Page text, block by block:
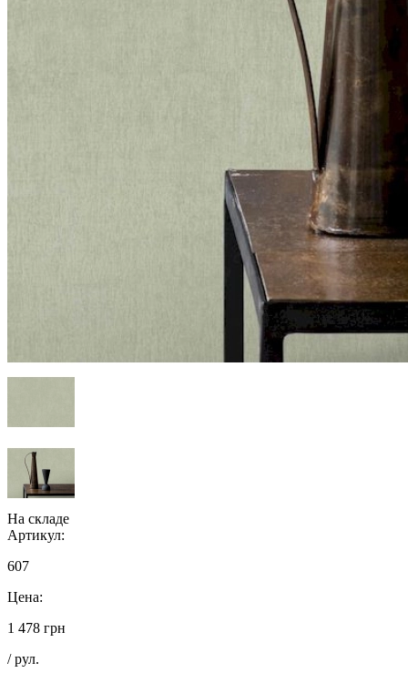
На складе
Артикул:
607
Цена:
1 478 грн
/ рул.